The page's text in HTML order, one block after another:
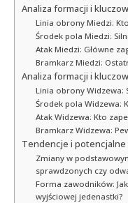
Analiza formacji i
Linia obrony Miedzi:
Środek pola Miedzi:
Atak Miedzi: Główne
Bramkarz Miedzi:
Analiza formacji i
Linia obrony Widzewa:
Środek pola Widzewa:
Atak Widzewa: Kto
Bramkarz Widzewa:
Tendencje i potencjalne
Zmiany w
sprawdzonych czy
Forma zawodników:
wyjściowej jedenastki?